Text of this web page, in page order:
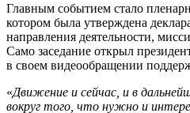
Главным событием стало
котором была утверждена
направления деятельности,
Само заседание открыл
в своем видеообращении
«Движение и сейчас, и в
вокруг того, что нужно и